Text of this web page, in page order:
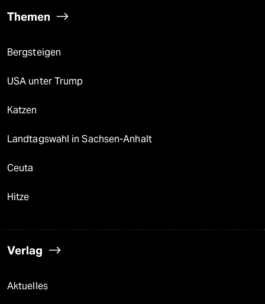
Themen
Bergsteigen
USA unter Trump
Katzen
Landtagswahl in Sachsen-Anhalt
Ceuta
Hitze
Verlag
Aktuelles